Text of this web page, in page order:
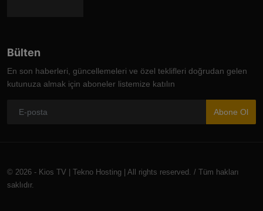
Bülten
En son haberleri, güncellemeleri ve özel teklifleri doğrudan gelen
kutunuza almak için aboneler listemize katılın
Abone Ol
© 2026 - Kios TV | Tekno Hosting | All rights reserved. / Tüm hakları
saklıdır.